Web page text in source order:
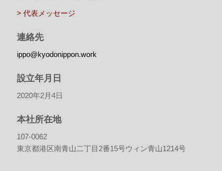
> 代表メッセージ
連絡先
ippo@kyodonippon.work
設立年月日
2020年2月4日
本社所在地
107-0062
東京都港区南青山二丁目2番15号ウィン青山1214号